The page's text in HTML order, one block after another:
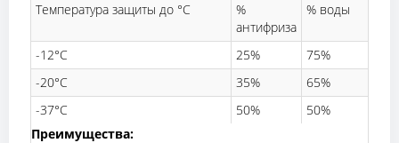
Температура защиты до °C
%
антифриза
% воды
-12°C 25%
75%
-20°C
35%
65%
-37°C
50%
50%
Преимущества: